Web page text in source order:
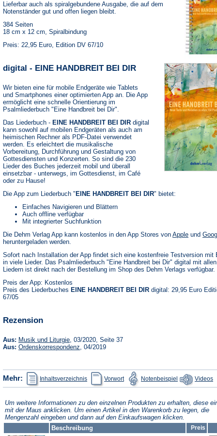
Lieferbar auch als spiralgebundene Ausgabe, die auf dem
Notenständer gut und offen liegen bleibt.
384 Seiten
18 cm x 12 cm, Spiralbindung
Preis: 22,95 Euro, Edition DV 67/10
digital - EINE HANDBREIT BEI DIR
Wir bieten eine für mobile Endgeräte wie Tablets
und Smartphones einer optimierten App an. Die App
ermöglicht eine schnelle Orientierung im
Psalmliederbuch "Eine Handbreit bei Dir".
Das Liederbuch - EINE HANDBREIT BEI DIR digital
kann sowohl auf mobilen Endgeräten als auch am
heimischen Rechner als PDF-Datei verwendet
werden. Es erleichtert die musikalische
Vorbereitung, Durchführung und Gestaltung von
Gottesdiensten und Konzerten. So sind die 230
Lieder des Buches jederzeit mobil und überall
einsetzbar - unterwegs, im Gottesdienst, im Café
oder zu Hause!
Die App zum Liederbuch " EINE HANDBREIT BEI DIR" bietet:
Einfaches Navigieren und Blättern
Auch offline verfügbar
Mit integrierter Suchfunktion
Die Dehm Verlag App kann kostenlos in den App Stores von Apple(Öffnet
neuen
Tab)
und
heruntergeladen werden.
Sofort nach Installation der App findet sich eine kostenfreie Testversion mit
in viele Lieder. Das Psalmliederbuch "Eine Handbreit bei Dir" digital mit
Liedern ist direkt nach der Bestellung im Shop des Dehm Verlags verfügbar.
Preis der App: Kostenlos
Preis des Liederbuches EINE HANDBREIT BEI DIR digital: 29,95 Euro
67/05
Rezension
Aus: Musik und Liturgie(Öffnet
in
, 03/2020, Seite 37
Aus: Ordenskorrespondenz (Öffnet
, 04/2019
Mehr: Inhaltsverzeichnis
(Öffnet
in
einem
Tab)
Vorwort
(Öffnet
in
einem
Tab)
Notenbeispiel
(Öffnet
in
einem
Tab)
Videos
Um weitere Informationen zu den einzelnen Produkten zu erhalten, diese
mit der Maus anklicken. Um einen Artikel in den Warenkorb zu legen, die
Mengenzahl eingeben und dann auf den Einkaufswagen klicken.
Beschreibung
Preis